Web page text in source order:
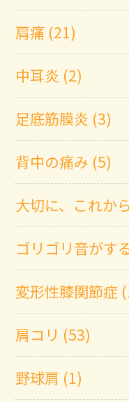
肩痛 (21)
中耳炎 (2)
足底筋膜炎 (3)
背中の痛み (5)
大切に、これか
ゴリゴリ音がす
変形性膝関節症
肩コリ (53)
野球肩 (1)